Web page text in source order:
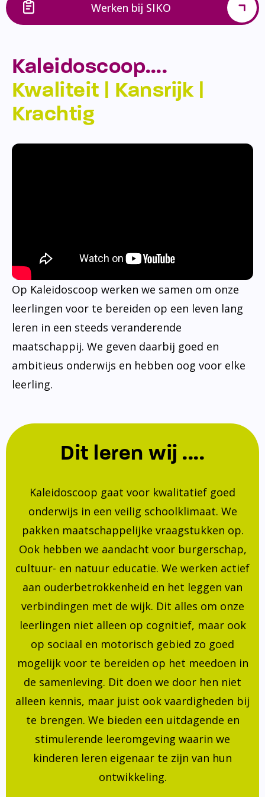
Werken bij SIKO
Kaleidoscoop….
Kwaliteit | Kansrijk |
Krachtig
Op Kaleidoscoop werken we samen om onze
leerlingen voor te bereiden op een leven lang
leren in een steeds veranderende
maatschappij. We geven daarbij goed en
ambitieus onderwijs en hebben oog voor elke
leerling.
Dit leren wij ....
Kaleidoscoop gaat voor kwalitatief goed
onderwijs in een veilig schoolklimaat. We
pakken maatschappelijke vraagstukken op.
Ook hebben we aandacht voor burgerschap,
cultuur- en natuur educatie. We werken actief
aan ouderbetrokkenheid en het leggen van
verbindingen met de wijk. Dit alles om onze
leerlingen niet alleen op cognitief, maar ook
op sociaal en motorisch gebied zo goed
mogelijk voor te bereiden op het meedoen in
de samenleving. Dit doen we door hen niet
alleen kennis, maar juist ook vaardigheden bij
te brengen. We bieden een uitdagende en
stimulerende leeromgeving waarin we
kinderen leren eigenaar te zijn van hun
ontwikkeling.